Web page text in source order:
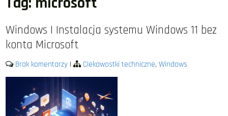
Windows | Instalacja systemu Windows 11 bez
konta Microsoft
Brak komentarzy | Ciekawostki techniczne,Windows